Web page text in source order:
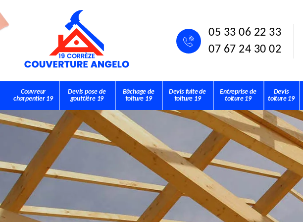
05 33 06 22 33
07 67 24 30 02
Couvreur
charpentier 19
Devis pose de
gouttière 19
Bâchage de
toiture 19
Devis fuite de
toiture 19
Entreprise de
toiture 19
Devis
toiture 19